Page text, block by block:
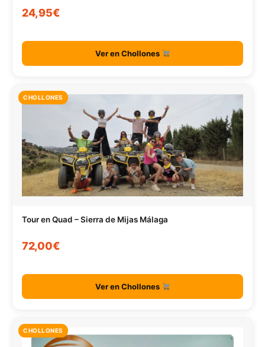
24,95€
Ver en Chollones
CHOLLONES
Tour en Quad – Sierra de Mijas Málaga
72,00€
Ver en Chollones
CHOLLONES